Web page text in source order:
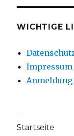
WICHTIGE
Impressum
Anmeldung
Startseite